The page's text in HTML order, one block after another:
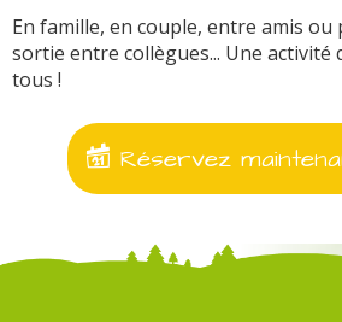
En famille, en couple, entre amis ou
sortie entre collègues... Une activité
tous !
Réservez